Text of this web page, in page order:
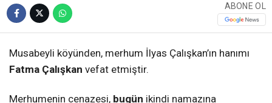
ABONE OL
Musabeyli köyünden, merhum İlyas Çalışkan’ın hanımı
Fatma Çalışkan vefat etmiştir.
Merhumenin cenazesi, bugün ikindi namazına